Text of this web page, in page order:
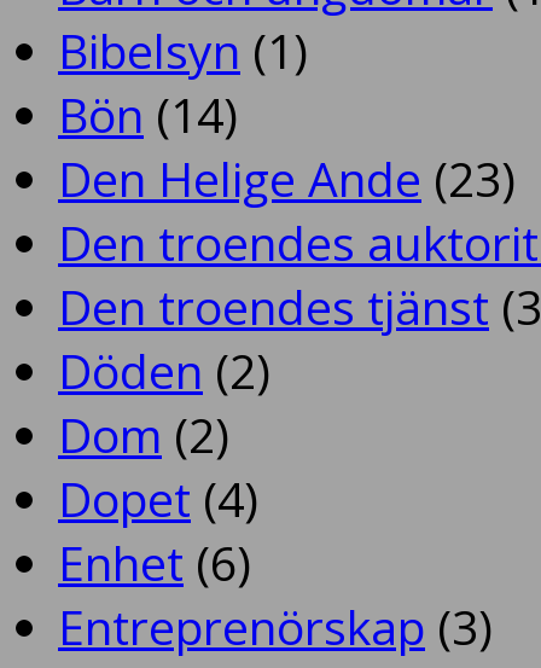
Bibelsyn (1)
Bön (14)
Den Helige Ande (23)
Den troendes
Den troendes tjänst
Döden (2)
Dom (2)
Dopet (4)
Enhet (6)
Entreprenörskap (3)